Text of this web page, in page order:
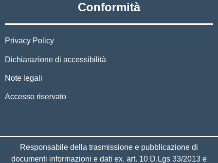
Conformità
Privacy Policy
Dichiarazione di accessibilità
Note legali
Accesso riservato
Responsabile della trasmissione e pubblicazione di
documenti informazioni e dati ex. art. 10 D.Lgs 33/2013 e